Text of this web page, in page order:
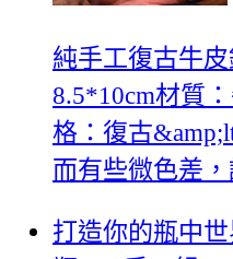
純手工復古牛
8.5*10cm材質
格：復古
而有些微色差
打造你的瓶中